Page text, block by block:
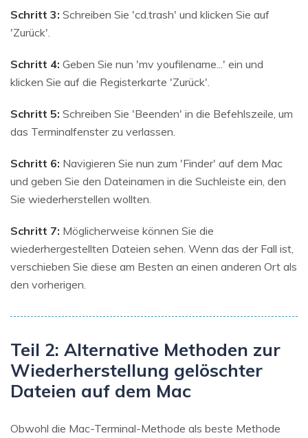
Schritt 3: Schreiben Sie 'cd.trash' und klicken Sie auf
'Zurück'.
Schritt 4: Geben Sie nun 'mv youfilename...' ein und
klicken Sie auf die Registerkarte 'Zurück'.
Schritt 5: Schreiben Sie 'Beenden' in die Befehlszeile, um
das Terminalfenster zu verlassen.
Schritt 6: Navigieren Sie nun zum 'Finder' auf dem Mac
und geben Sie den Dateinamen in die Suchleiste ein, den
Sie wiederherstellen wollten.
Schritt 7: Möglicherweise können Sie die
wiederhergestellten Dateien sehen. Wenn das der Fall ist,
verschieben Sie diese am Besten an einen anderen Ort als
den vorherigen.
Teil 2: Alternative Methoden zur
Wiederherstellung gelöschter
Dateien auf dem Mac
Obwohl die Mac-Terminal-Methode als beste Methode